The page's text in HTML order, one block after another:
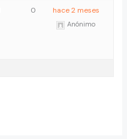
0 hace 2 meses
Anónimo